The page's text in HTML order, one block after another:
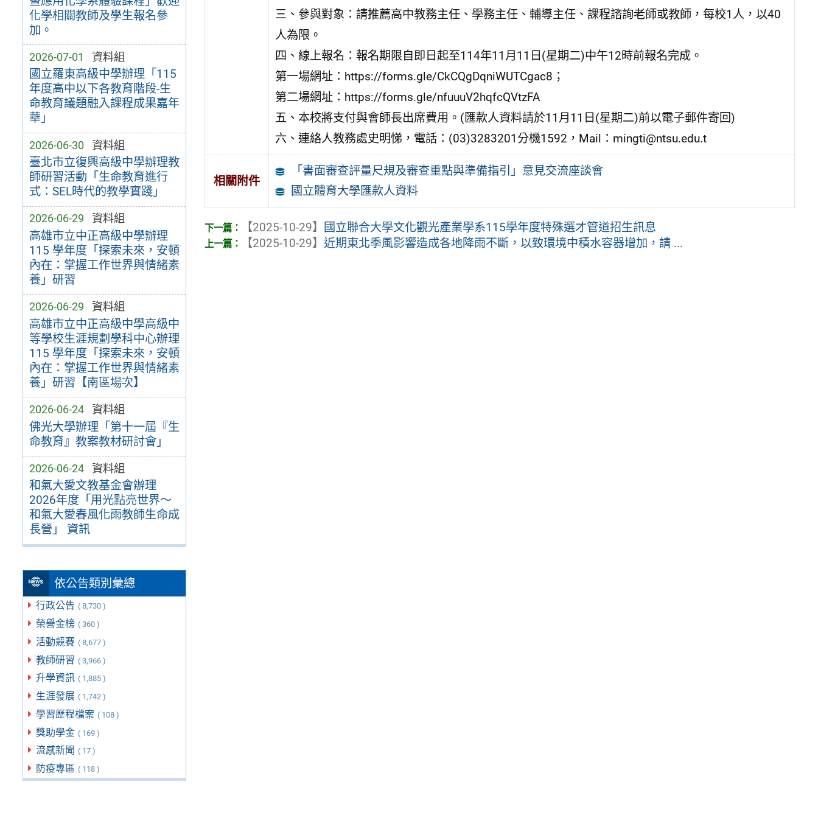
化學相關教師及學生報名參
加。
2026-07-01 資料組
國立羅東高級中學辦理「115
年度高中以下各教育階段-生
命教育議題融入課程成果嘉年
華」
2026-06-30 資料組
臺北市立復興高級中學辦理教
師研習活動「生命教育進行
式：SEL時代的教學實踐」
2026-06-29 資料組
高雄市立中正高級中學辦理
115 學年度「探索未來，安頓
內在：掌握工作世界與情緒素
養」研習
2026-06-29 資料組
高雄市立中正高級中學高級中
等學校生涯規劃學科中心辦理
115 學年度「探索未來，安頓
內在：掌握工作世界與情緒素
養」研習【南區場次】
2026-06-24 資料組
佛光大學辦理「第十一屆『生
命教育』教案教材研討會」
2026-06-24 資料組
和氣大愛文教基金會辦理
2026年度「用光點亮世界～
和氣大愛春風化雨教師生命成
長營」 資訊
依公告類別彙總
行政公告 ( 8,730 )
榮譽金榜 ( 360 )
活動競賽 ( 8,677 )
教師研習 ( 3,966 )
升學資訊 ( 1,885 )
生涯發展 ( 1,742 )
學習歷程檔案 ( 108 )
獎助學金 ( 169 )
流感新聞 ( 17 )
防疫專區 ( 118 )
三、參與對象：請推薦高中教務主任、學務主任、輔導主任、課程諮詢老師或教師，每校1人，以40
人為限。
四、線上報名：報名期限自即日起至114年11月11日(星期二)中午12時前報名完成。
第一場網址：https://forms.gle/CkCQgDqniWUTCgac8；
第二場網址：https://forms.gle/nfuuuV2hqfcQVtzFA
五、本校將支付與會師長出席費用。(匯款人資料請於11月11日(星期二)前以電子郵件寄回)
六、連絡人教務處史明悌，電話：(03)3283201分機1592，Mail：mingti@ntsu.edu.t
相關附件
「書面審查評量尺規及審查重點與準備指引」意見交流座談會
國立體育大學匯款人資料
【2025-10-29】
國立聯合大學文化觀光產業學系115學年度特殊選才管道招生訊息
【2025-10-29】近期東北季風影響造成各地降雨不斷，以致環境中積水容器增加，請 ...